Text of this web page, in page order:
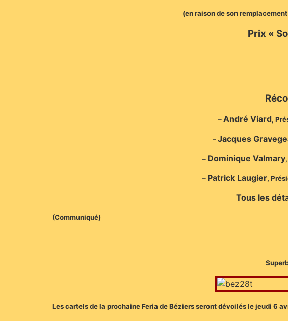
(en raison de son
Prix «
–André Viard,
–Jacques
– Dominique Valmary
– Patrick Laugier,
Tous les
(Communiqué)
Les cartels de la prochaine Feria de Béziers seront dévoilés le jeudi 6